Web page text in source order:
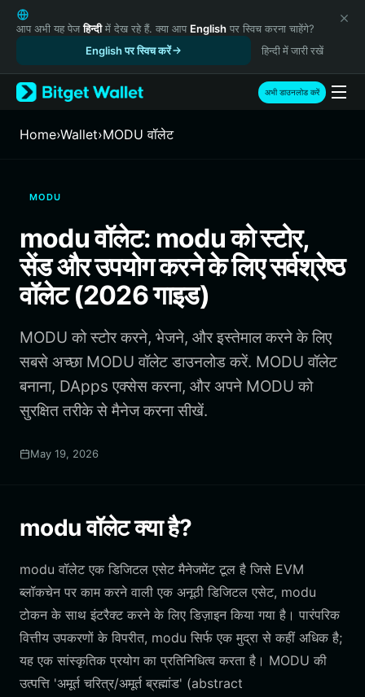
English
日本語
Русский
Español (Latinoamérica)
Türkçe
Italiano
繁體中文
Português (Portugal)
Bahasa Indonesia
ภาษาไทย
Português (Brasil)
Español (Argentina)
आप अभी यह पेजहिन्दीमें देख रहे हैं. क्या आप English पर स्विच करना चाहेंगे?
English पर स्विच करें
हिन्दी में जारी रखें
अभी डाउनलोड करें
Home›Wallet›MODU वॉलेट
MODU
modu वॉलेट: modu को स्टोर,
सेंड और उपयोग करने के लिए सर्वश्रेष्ठ
वॉलेट (2026 गाइड)
MODU को स्टोर करने, भेजने, और इस्तेमाल करने के लिए
सबसे अच्छा MODU वॉलेट डाउनलोड करें. MODU वॉलेट
बनाना, DApps एक्सेस करना, और अपने MODU को
सुरक्षित तरीके से मैनेज करना सीखें.
May 19, 2026
modu वॉलेट क्या है?
modu वॉलेट एक डिजिटल एसेट मैनेजमेंट टूल है जिसे EVM
ब्लॉकचेन पर काम करने वाली एक अनूठी डिजिटल एसेट, modu
टोकन के साथ इंटरैक्ट करने के लिए डिज़ाइन किया गया है। पारंपरिक
वित्तीय उपकरणों के विपरीत, modu सिर्फ एक मुद्रा से कहीं अधिक है;
यह एक सांस्कृतिक प्रयोग का प्रतिनिधित्व करता है। MODU की
उत्पत्ति 'अमूर्त चरित्र/अमूर्त ब्रह्मांड' (abstract